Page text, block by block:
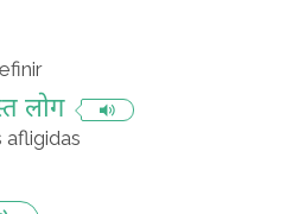
लोग
afligidas